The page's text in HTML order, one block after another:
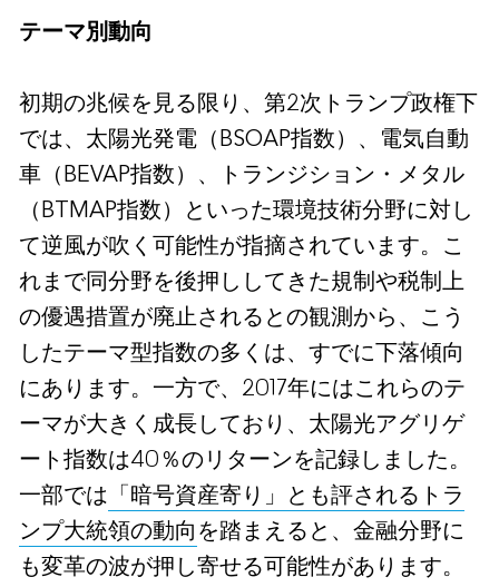
テーマ別動向
初期の兆候を見る限り、第2次トランプ政権下
では、太陽光発電（BSOAP指数）、電気自動
車（BEVAP指数）、トランジション・メタル
（BTMAP指数）といった環境技術分野に対し
て逆風が吹く可能性が指摘されています。こ
れまで同分野を後押ししてきた規制や税制上
の優遇措置が廃止されるとの観測から、こう
したテーマ型指数の多くは、すでに下落傾向
にあります。一方で、2017年にはこれらのテ
ーマが大きく成長しており、太陽光アグリゲ
ート指数は40％のリターンを記録しました。
一部では 「暗号資産寄り」とも評されるトラ
ンプ大統領の動向を踏まえると、金融分野に
も変革の波が押し寄せる可能性があります。